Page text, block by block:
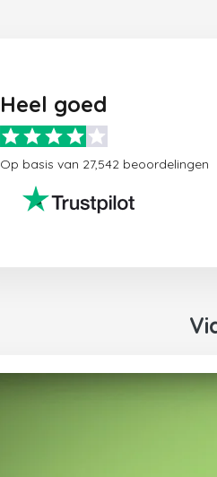
Heel goed
Op basis van 27,542 beoordelingen